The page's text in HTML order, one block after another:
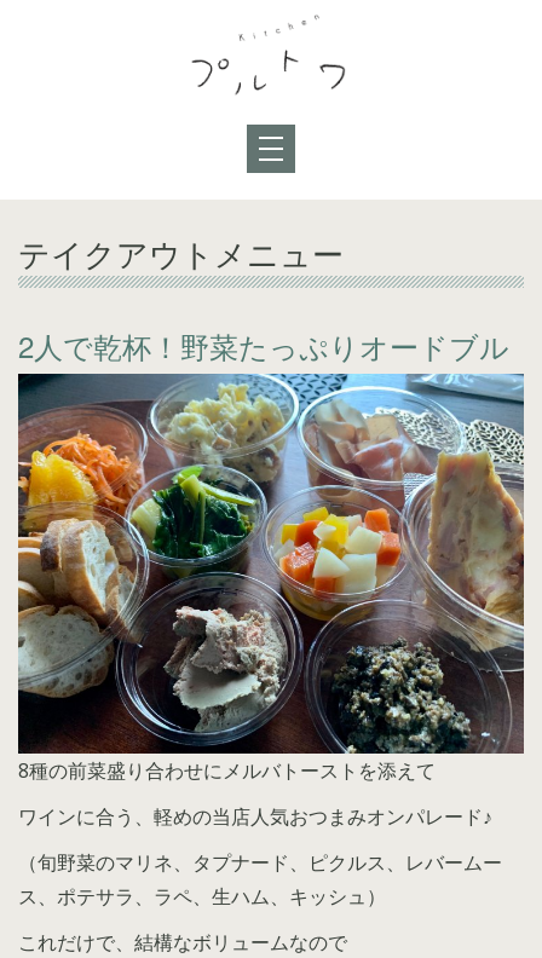
テイクアウトメニュー
2人で乾杯！野菜たっぷりオードブル
8種の前菜盛り合わせにメルバトーストを添えて
ワインに合う、軽めの当店人気おつまみオンパレード♪
（旬野菜のマリネ、タプナード、ピクルス、レバームー
ス、ポテサラ、ラペ、生ハム、キッシュ）
これだけで、結構なボリュームなので